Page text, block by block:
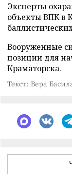
Эксперты
объекты ВПК в
Вооруженные
позиции для
Краматорска.
Текст: Вера